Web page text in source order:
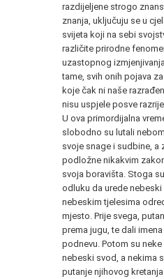
razdijeljene strogo
znanja, uključuju se u
svijeta koji na sebi
različite prirodne
uzastopnog
tame, svih onih pojava
koje čak ni naše
nisu uspjele posve
U ova primordijalna
slobodno su lutali
svoje snage i sudbine, a
podložne nikakvim
svoja boravišta. Stoga
odluku da urede
nebeskim tjelesima
mjesto. Prije svega,
prema jugu, te dali
podnevu. Potom su
nebeski svod, a nekima
putanje njihovog